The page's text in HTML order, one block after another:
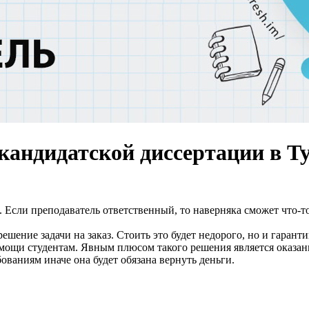
диссертации в
преподаватель ответственный, то наверняка сможет
задачи на заказ. Стоить это будет недорого, но и
студентам. Явным плюсом такого решения является
иначе она будет обязана вернуть деньги.